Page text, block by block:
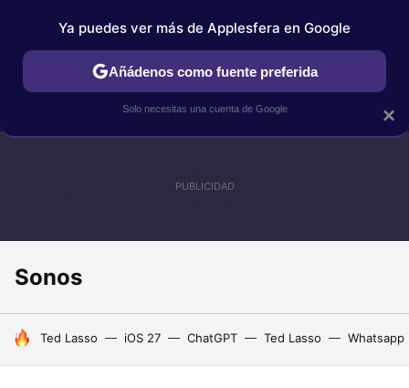
IPHONE TUTORIALES APPLESFERA SELECCIÓN
Sonos
HOY SE HABLA DE
Ted Lasso iOS 27 ChatGPT Ted Lasso Whatsapp
×
Ya puedes ver más de Applesfera en Google
Añádenos como fuente preferida
Solo necesitas una cuenta de Google